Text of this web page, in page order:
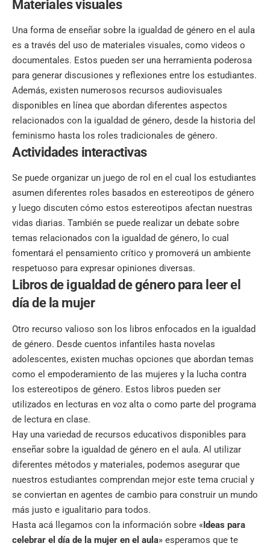
Materiales visuales
Una forma de enseñar sobre la igualdad de género en el aula
es a través del uso de materiales visuales, como videos o
documentales. Estos pueden ser una herramienta poderosa
para generar discusiones y reflexiones entre los estudiantes.
Además, existen numerosos recursos audiovisuales
disponibles en línea que abordan diferentes aspectos
relacionados con la igualdad de género, desde la historia del
feminismo hasta los roles tradicionales de género.
Actividades interactivas
Se puede organizar un juego de rol en el cual los estudiantes
asumen diferentes roles basados ​​en estereotipos de género
y luego discuten cómo estos estereotipos afectan nuestras
vidas diarias. También se puede realizar un debate sobre
temas relacionados con la igualdad de género, lo cual
fomentará el pensamiento crítico y promoverá un ambiente
respetuoso para expresar opiniones diversas.
Libros de igualdad de género para leer el
día de la mujer
Otro recurso valioso son los libros enfocados en la igualdad
de género. Desde cuentos infantiles hasta novelas
adolescentes, existen muchas opciones que abordan temas
como el empoderamiento de las mujeres y la lucha contra
los estereotipos de género. Estos libros pueden ser
utilizados en lecturas en voz alta o como parte del programa
de lectura en clase.
Hay una variedad de recursos educativos disponibles para
enseñar sobre la igualdad de género en el aula. Al utilizar
diferentes métodos y materiales, podemos asegurar que
nuestros estudiantes comprendan mejor este tema crucial y
se conviertan en agentes de cambio para construir un mundo
más justo e igualitario para todos.
Hasta acá llegamos con la información sobre «Ideas para
celebrar el día de la mujer en el aula» esperamos que te